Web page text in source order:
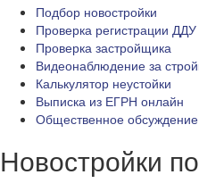
Подбор новостройки
Проверка регистрации ДДУ
Проверка застройщика
Видеонаблюдение за
Калькулятор неустойки
Выписка из ЕГРН онлайн
Общественное обсуждение
Новостройки